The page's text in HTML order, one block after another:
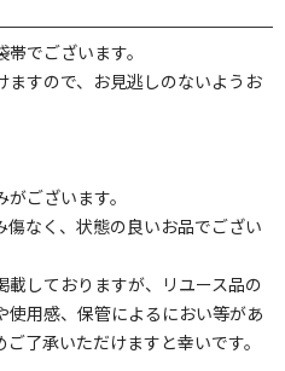
でございます。
ますので、お見逃しのないようお
ございます。
傷なく、状態の良いお品でござい
しておりますが、リユース品の
使用感、保管によるにおい等があ
了承いただけますと幸いです。